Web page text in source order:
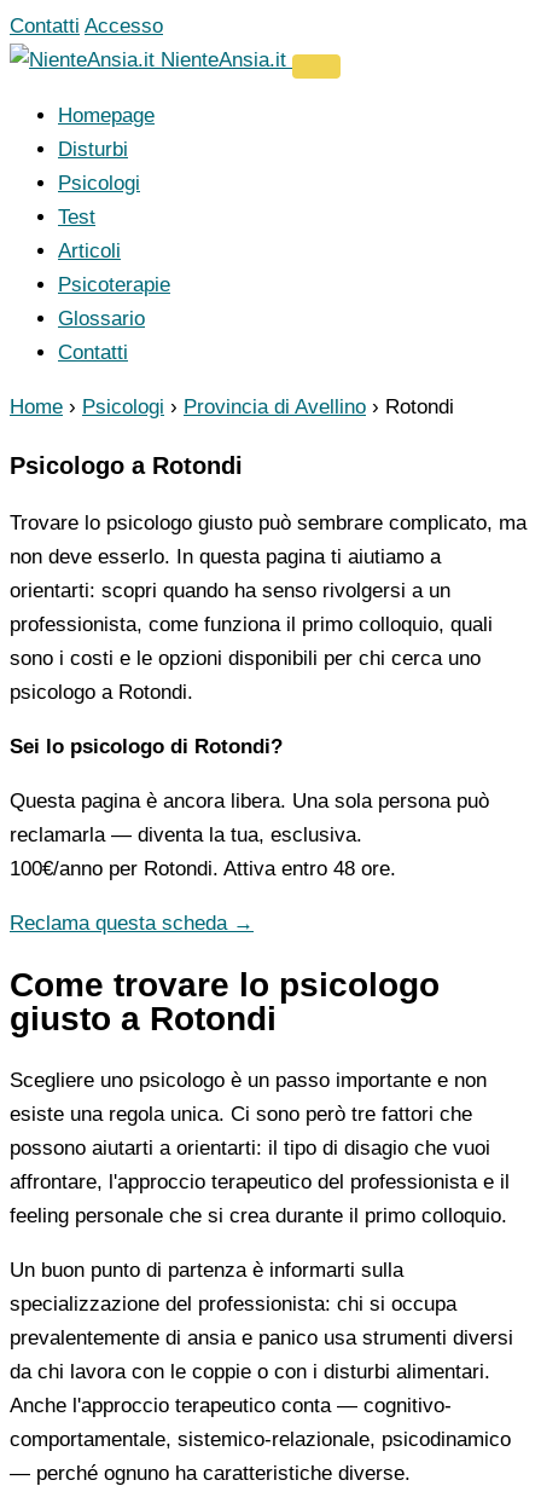
Vai
al
Contatti Accesso
NienteAnsia.it
Homepage
Disturbi
Psicologi
Test
Articoli
Psicoterapie
Glossario
Contatti
Home › Psicologi › Provincia di Avellino › Rotondi
Psicologo a Rotondi
Trovare lo psicologo giusto può sembrare complicato, ma
non deve esserlo. In questa pagina ti aiutiamo a
orientarti: scopri quando ha senso rivolgersi a un
professionista, come funziona il primo colloquio, quali
sono i costi e le opzioni disponibili per chi cerca uno
psicologo a Rotondi.
Sei lo psicologo di Rotondi?
Questa pagina è ancora libera. Una sola persona può
reclamarla — diventa la tua, esclusiva.
100€/anno per Rotondi. Attiva entro 48 ore.
Reclama questa scheda →
Come trovare lo psicologo
giusto a Rotondi
Scegliere uno psicologo è un passo importante e non
esiste una regola unica. Ci sono però tre fattori che
possono aiutarti a orientarti: il tipo di disagio che vuoi
affrontare, l'approccio terapeutico del professionista e il
feeling personale che si crea durante il primo colloquio.
Un buon punto di partenza è informarti sulla
specializzazione del professionista: chi si occupa
prevalentemente di ansia e panico usa strumenti diversi
da chi lavora con le coppie o con i disturbi alimentari.
Anche l'approccio terapeutico conta — cognitivo-
comportamentale, sistemico-relazionale, psicodinamico
— perché ognuno ha caratteristiche diverse.